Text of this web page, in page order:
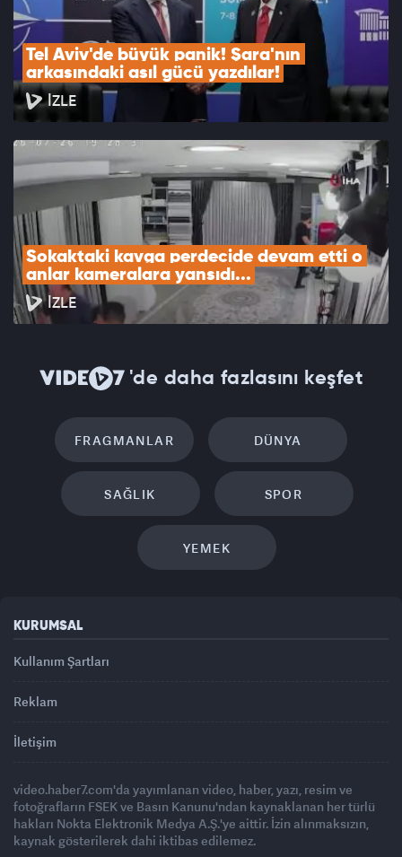
Tel Aviv'de büyük panik! Şara'nın
arkasındaki asıl gücü yazdılar!
İZLE
Sokaktaki kavga perdecide devam etti o
anlar kameralara yansıdı...
İZLE
'de daha fazlasını keşfet
FRAGMANLAR DÜNYA
SAĞLIK SPOR
YEMEK
KURUMSAL
Kullanım Şartları
Reklam
İletişim
video.haber7.com'da yayımlanan video, haber, yazı, resim ve
fotoğrafların FSEK ve Basın Kanunu'ndan kaynaklanan her türlü
hakları Nokta Elektronik Medya A.Ş.'ye aittir. İzin alınmaksızın,
kaynak gösterilerek dahi iktibas edilemez.